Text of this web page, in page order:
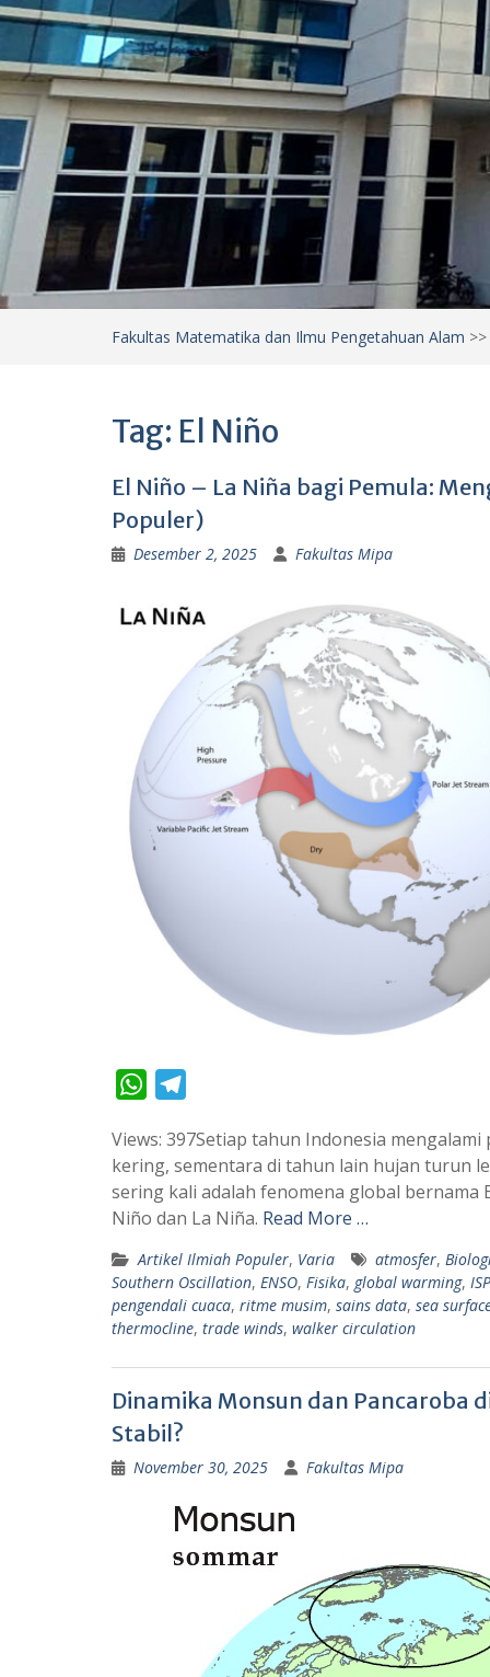
Fakultas Matematika dan Ilmu Pengetahuan Alam >>
Tag: El Niño
El Niño – La Niña bagi Pemula:
Populer)
Desember 2, 2025 Fakultas Mipa
W
a
t
s
p
p
l
e
g
a
m
Views: 397Setiap tahun Indonesia
kering, sementara di tahun lain hujan turun
sering kali adalah fenomena global bernama
Niño dan La Niña. Read More …
Artikel Ilmiah Populer, Varia atmosfer,
Southern Oscillation, ENSO, Fisika, global warming,
pengendali cuaca, ritme musim, sains data, sea
thermocline, trade winds, walker circulation
Dinamika Monsun dan Pancaroba
Stabil?
November 30, 2025 Fakultas Mipa